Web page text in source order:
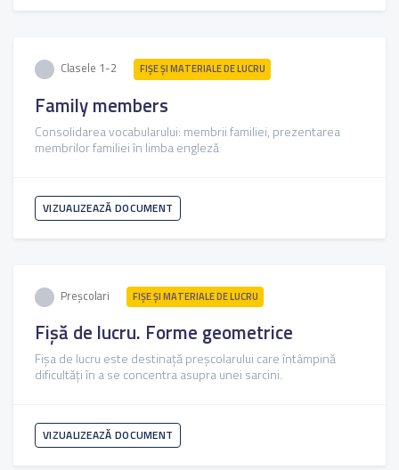
Clasele 1-2 FIŞE ŞI MATERIALE DE LUCRU
Family members
Consolidarea vocabularului: membrii familiei, prezentarea
membrilor familiei în limba engleză
VIZUALIZEAZĂ DOCUMENT
Preșcolari FIŞE ŞI MATERIALE DE LUCRU
Fișă de lucru. Forme geometrice
Fișa de lucru este destinață preșcolarului care întâmpină
dificultăți în a se concentra asupra unei sarcini.
VIZUALIZEAZĂ DOCUMENT